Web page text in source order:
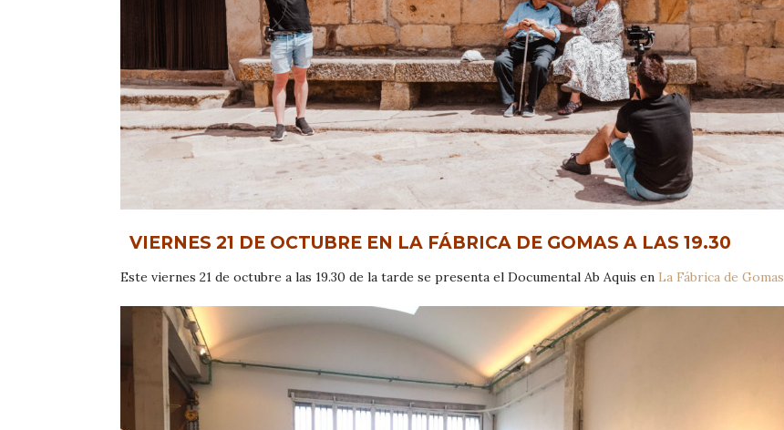
VIERNES 21 DE OCTUBRE EN LA FÁBRICA DE GOMAS A LAS 19.30
Este viernes 21 de octubre a las 19.30 de la tarde se presenta el Documental Ab Aquis en La Fábrica de Gomas